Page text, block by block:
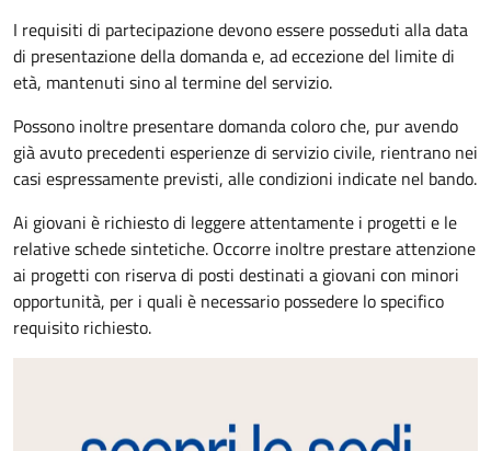
I requisiti di partecipazione devono essere posseduti alla data
di presentazione della domanda e, ad eccezione del limite di
età, mantenuti sino al termine del servizio.
Possono inoltre presentare domanda coloro che, pur avendo
già avuto precedenti esperienze di servizio civile, rientrano nei
casi espressamente previsti, alle condizioni indicate nel bando.
Ai giovani è richiesto di leggere attentamente i progetti e le
relative schede sintetiche. Occorre inoltre prestare attenzione
ai progetti con riserva di posti destinati a giovani con minori
opportunità, per i quali è necessario possedere lo specifico
requisito richiesto.